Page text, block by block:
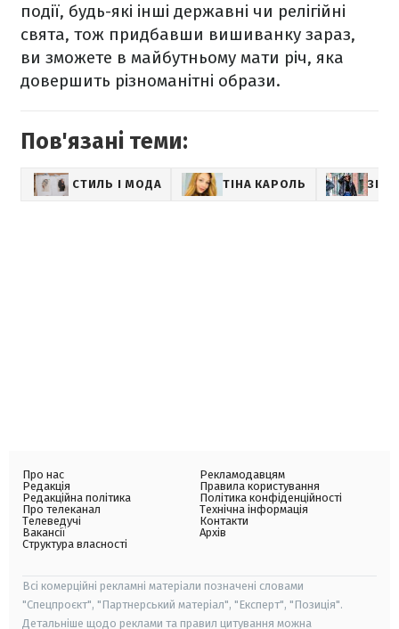
події, будь-які інші державні чи релігійні
свята, тож придбавши вишиванку зараз,
ви зможете в майбутньому мати річ, яка
довершить різноманітні образи.
Пов'язані теми:
СТИЛЬ І МОДА ТІНА КАРОЛЬ
Про нас
Редакція
Редакційна політика
Про телеканал
Телеведучі
Вакансії
Структура власності
Рекламодавцям
Правила користування
Політика конфіденційності
Технічна інформація
Контакти
Архів
Всі комерційні рекламні матеріали позначені словами
"Спецпроєкт", "Партнерський матеріал", "Експерт", "Позиція".
Детальніше щодо реклами та правил цитування можна